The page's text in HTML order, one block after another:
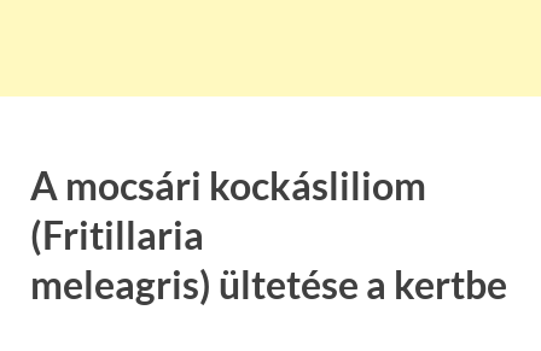
A mocsári kockásliliom
(Fritillaria
meleagris) ültetése a kertbe